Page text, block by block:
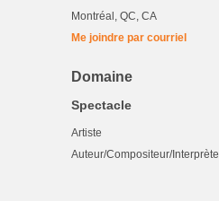
Montréal, QC, CA
Me joindre par courriel
Domaine
Spectacle
Artiste
Auteur/Compositeur/Interprète